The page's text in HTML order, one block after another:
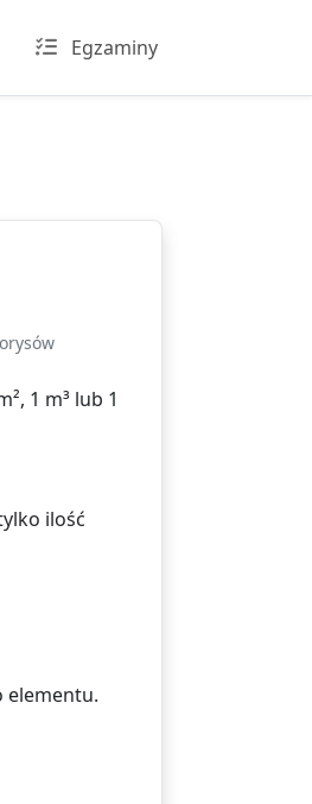
Egzaminy
1 m³ lub 1
ilość
elementu.